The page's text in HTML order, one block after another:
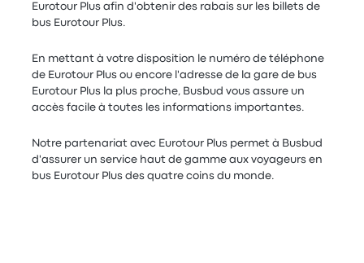
Eurotour Plus afin d'obtenir des rabais sur les billets de
bus Eurotour Plus.
En mettant à votre disposition le numéro de téléphone
de Eurotour Plus ou encore l'adresse de la gare de bus
Eurotour Plus la plus proche, Busbud vous assure un
accès facile à toutes les informations importantes.
Notre partenariat avec Eurotour Plus permet à Busbud
d'assurer un service haut de gamme aux voyageurs en
bus Eurotour Plus des quatre coins du monde.